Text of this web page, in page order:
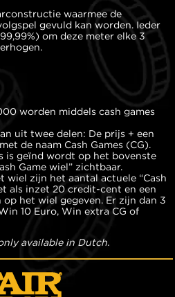
waarmee de
gevuld kan worden. Ieder
om deze meter elke 3
worden middels cash games
uit twee delen: De prijs + een
de naam Cash Games (CG).
is geïnd wordt op het bovenste
Game wiel” zichtbaar.
wiel zijn het aantal actuele “Cash
als inzet 20 credit-cent en een
op het wiel gegeven. Er zijn dan 3
10 Euro, Win extra CG of
available in Dutch.